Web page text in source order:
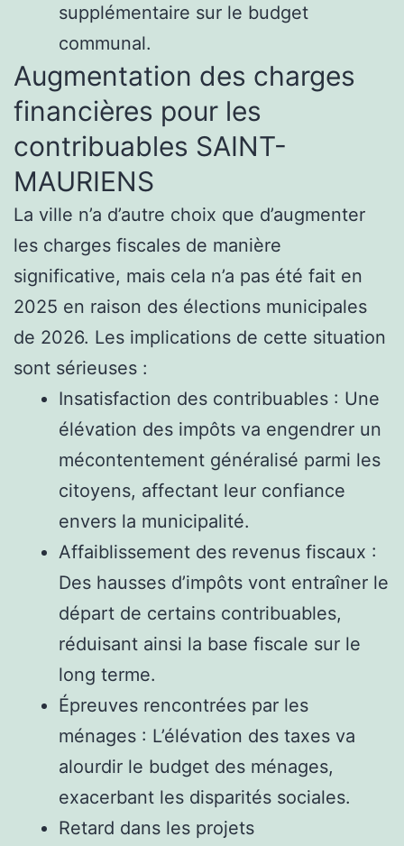
supplémentaire sur le budget
communal.
Augmentation des charges
financières pour les
contribuables SAINT-
MAURIENS
La ville n’a d’autre choix que d’augmenter
les charges fiscales de manière
significative, mais cela n’a pas été fait en
2025 en raison des élections municipales
de 2026. Les implications de cette situation
sont sérieuses :
Insatisfaction des contribuables : Une
élévation des impôts va engendrer un
mécontentement généralisé parmi les
citoyens, affectant leur confiance
envers la municipalité.
Affaiblissement des revenus fiscaux :
Des hausses d’impôts vont entraîner le
départ de certains contribuables,
réduisant ainsi la base fiscale sur le
long terme.
Épreuves rencontrées par les
ménages : L’élévation des taxes va
alourdir le budget des ménages,
exacerbant les disparités sociales.
Retard dans les projets